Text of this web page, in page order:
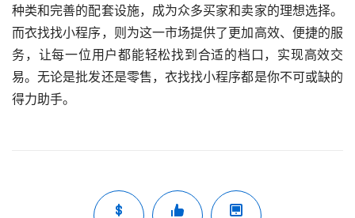
种类和完善的配套设施，成为众多买家和卖家的理想选择。
而衣找找小程序，则为这一市场提供了更加高效、便捷的服
务，让每一位用户都能轻松找到合适的档口，实现高效交
易。无论是批发还是零售，衣找找小程序都是你不可或缺的
得力助手。